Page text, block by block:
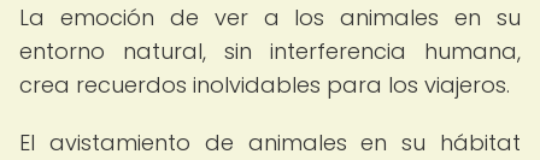
La emoción de ver a los animales en su
entorno natural, sin interferencia humana,
crea recuerdos inolvidables para los viajeros.
El avistamiento de animales en su hábitat